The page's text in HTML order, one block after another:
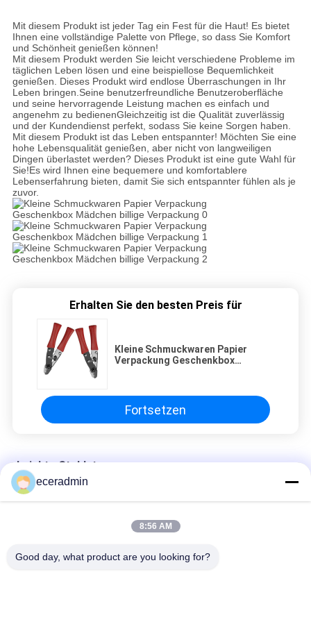
Mit diesem Produkt ist jeder Tag ein Fest für die Haut! Es bietet
Ihnen eine vollständige Palette von Pflege, so dass Sie Komfort
und Schönheit genießen können!
Mit diesem Produkt werden Sie leicht verschiedene Probleme im
täglichen Leben lösen und eine beispiellose Bequemlichkeit
genießen. Dieses Produkt wird endlose Überraschungen in Ihr
Leben bringen.Seine benutzerfreundliche Benutzeroberfläche
und seine hervorragende Leistung machen es einfach und
angenehm zu bedienenGleichzeitig ist die Qualität zuverlässig
und der Kundendienst perfekt, sodass Sie keine Sorgen haben.
Mit diesem Produkt ist das Leben entspannter! Möchten Sie eine
hohe Lebensqualität genießen, aber nicht von langweiligen
Dingen überlastet werden? Dieses Produkt ist eine gute Wahl für
Sie!Es wird Ihnen eine bequemere und komfortablere
Lebenserfahrung bieten, damit Sie sich entspannter fühlen als je
zuvor.
Erhalten Sie den besten Preis für
Kleine Schmuckwaren Papier
Verpackung Geschenkbox
Fortsetzen
Leichte Stahlstangen
Kleine Schmuckwaren Papier Verpackung Geschenkbox
Kleine Schmuckwaren Papier Verpackung Geschenkbox
eceradmin
8:56 AM
Good day, what product are you looking for?